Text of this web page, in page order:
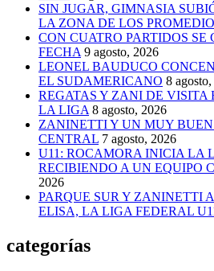
SIN JUGAR, GIMNASIA
LA ZONA DE LOS PROMEDIO
CON CUATRO PARTIDOS
FECHA 9 agosto, 2026
LEONEL BAUDUCO
EL SUDAMERICANO 8
REGATAS Y ZANI DE VISITA
LA LIGA 8 agosto, 2026
ZANINETTI Y UN MUY
CENTRAL 7 agosto, 2026
U11: ROCAMORA INICIA LA
RECIBIENDO A UN EQUIPO
2026
PARQUE SUR Y ZANINETTI
ELISA, LA LIGA FEDERAL
categorías